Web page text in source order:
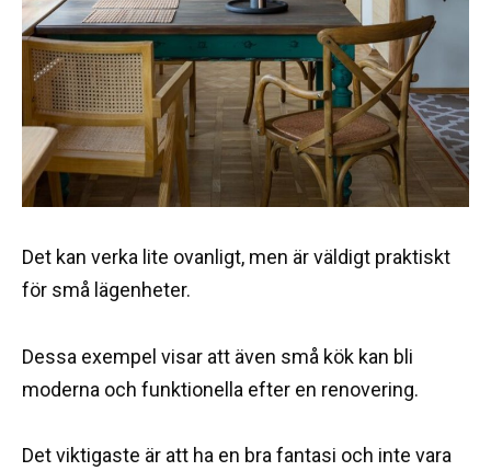
Det kan verka lite ovanligt, men är väldigt praktiskt
för små lägenheter.
Dessa exempel visar att även små kök kan bli
moderna och funktionella efter en renovering.
Det viktigaste är att ha en bra fantasi och inte vara